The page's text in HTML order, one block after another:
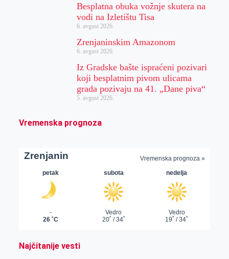
Besplatna obuka vožnje skutera na
vodi na Izletištu Tisa
6. avgust 2026.
Zrenjaninskim Amazonom
6. avgust 2026.
Iz Gradske bašte ispraćeni pozivari
koji besplatnim pivom ulicama
grada pozivaju na 41. „Dane piva“
5. avgust 2026.
Vremenska prognoza
Najčitanije vesti